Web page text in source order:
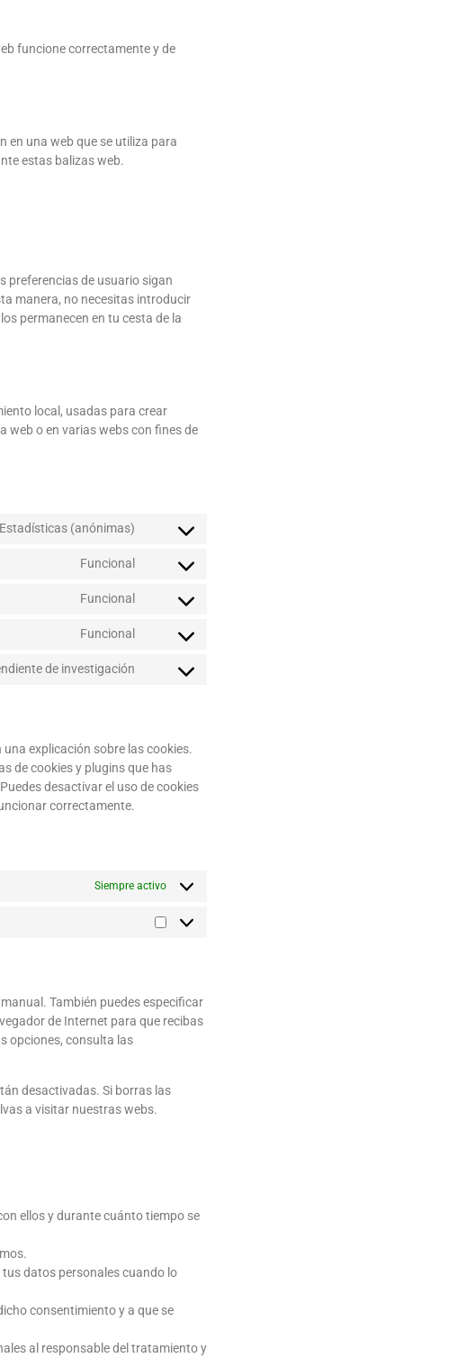
funcione correctamente y de
en una web que se utiliza para
estas balizas web.
preferencias de usuario sigan
manera, no necesitas introducir
permanecen en tu cesta de la
local, usadas para crear
web o en varias webs con fines de
Estadísticas (anónimas)
Funcional
Funcional
Funcional
de investigación
explicación sobre las cookies.
de cookies y plugins que has
desactivar el uso de cookies
correctamente.
Siempre activo
También puedes especificar
de Internet para que recibas
opciones, consulta las
desactivadas. Si borras las
a visitar nuestras webs.
ellos y durante cuánto tiempo se
datos personales cuando lo
consentimiento y a que se
al responsable del tratamiento y